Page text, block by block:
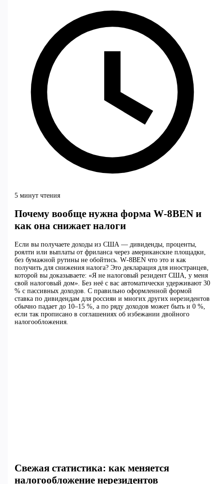
5 минут чтения
Почему вообще нужна форма W‑8BEN и
как она снижает налоги
Если вы получаете доходы из США — дивиденды, проценты,
роялти или выплаты от фриланса через американские площадки,
без бумажной рутины не обойтись. W‑8BEN что это и как
получить для снижения налога? Это декларация для иностранцев,
которой вы доказываете: «Я не налоговый резидент США, у меня
свой налоговый дом». Без неё с вас автоматически удерживают 30
% с пассивных доходов. С правильно оформленной формой
ставка по дивидендам для россиян и многих других нерезидентов
обычно падает до 10–15 %, а по ряду доходов может быть и 0 %,
если так прописано в соглашениях об избежании двойного
налогообложения.
Свежая статистика: как меняется
налогообложение нерезидентов